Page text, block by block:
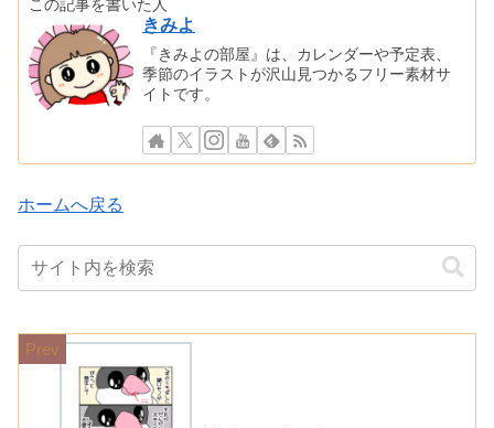
この記事を書いた人
きみよ
『きみよの部屋』は、カレンダーや予定表、
季節のイラストが沢山見つかるフリー素材サ
イトです。
ホームへ戻る